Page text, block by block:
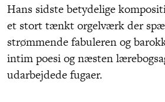
Hans sidste betydelige
et stort tænkt orgelværk der
strømmende fabuleren og
intim poesi og næsten
udarbejdede fugaer.